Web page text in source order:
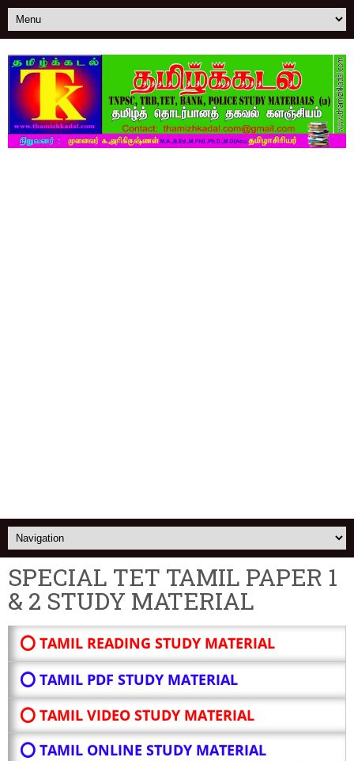
SPECIAL TET TAMIL PAPER 1
& 2 STUDY MATERIAL
⭕ TAMIL READING STUDY MATERIAL
⭕ TAMIL PDF STUDY MATERIAL
⭕ TAMIL VIDEO STUDY MATERIAL
⭕ TAMIL ONLINE STUDY MATERIAL